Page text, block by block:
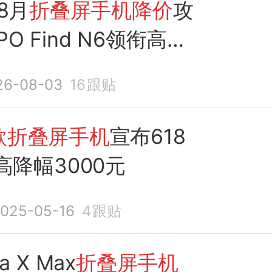
月折叠屏手机降价攻
Find N6领衔高性
08-03 16跟贴
折叠屏手机宣布618
降幅3000元
05-16 4跟贴
X Max折叠屏手机